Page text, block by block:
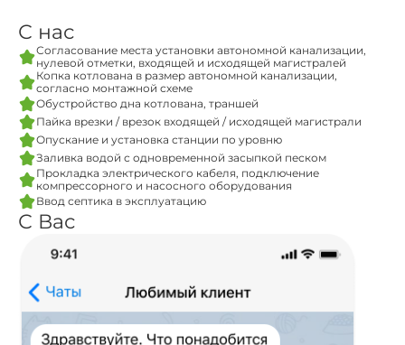
С нас
Согласование места установки автономной канализации,
нулевой отметки, входящей и исходящей магистралей
Копка котлована в размер автономной канализации,
согласно монтажной схеме
Обустройство дна котлована, траншей
Пайка врезки / врезок входящей / исходящей магистрали
Опускание и установка станции по уровню
Заливка водой с одновременной засыпкой песком
Прокладка электрического кабеля, подключение
компрессорного и насосного оборудования
Ввод септика в эксплуатацию
С Вас